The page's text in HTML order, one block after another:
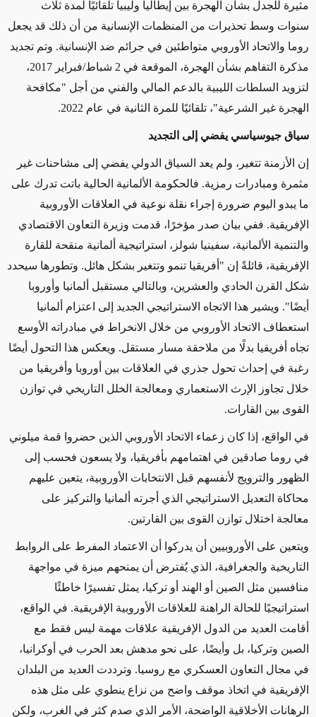
مثيرة للجدل بشأن الهجرة بين إيطاليا وليبيا تلقائيًا لمدة ثلاث
سنوات وسط تحذيرات من المنظمات الإنسانية من أن ذلك قد يجعل
روما والاتحاد الأوروبي متواطئين في جرائم ضد الإنسانية. وتم تجديد
مذكرة التفاهم بشأن الهجرة، الموقعة في 2 شباط/فبراير 2017،
لتزويد السلطات الليبية بالدعم المالي والفني من أجل "مكافحة
الهجرة غير الشرعية"، تلقائيًا للمرة الثانية في عام 2022.
سياق جيوسياسي يفضي إلى التجديد
إن الأزمنة تتغير، ولم يعد السياق الدولي يفضي إلى مشاحنات غير
مثمرة ومبادرات رمزية. فالحكومة الألمانية الحالية باتت تدرك على
ما يبدو اليوم ضرورة إجراء نقلة نوعية في العلاقات الأوروبية
الإفريقية. ففي بيان صدر مؤخرًا، قدمت وزيرة التعاون الاقتصادي
والتنمية الألمانية، سفينيا شولز، استراتيجية ألمانية منقحة للقارة
الإفريقية، قائلةً إن "أفريقيا تنمو وتتغير بشكل هائل. وتطورها سيحدد
شكل القرن الحادي والعشرين، وبالتالي مستقبل ألمانيا وأوروبا
أيضًا". ويشير هذا الاتجاه الاستراتيجي الجديد إلى اعتزام ألمانيا
استعطاف الاتحاد الأوروبي من خلال الانخراط في مبادراته الأوسع
تجاه أفريقيا بدلًا من ملاحقة مسار مستقل. ويعكس هذا التحول أيضًا
رغبة في إحداث تحول جذري في العلاقات بين أوروبا وأفريقيا من
خلال تجاوز الإرث الاستعماري ومعالجة الخلل التاريخي في توازن
القوى بين القارات.
في الواقع، إذا كان زعماء الاتحاد الأوروبي الذين حضروا قمة ميلوني
في روما صادقين في اهتمامهم بأفريقيا، ولا يسعون فحسب إلى
الظهور والترويج لأنفسهم قبل الانتخابات الأوروبية، يتعين عليهم
محاكاة التعديل الاستراتيجي الذي أجرته ألمانيا والتركيز على
معالجة اختلال توازن القوى بين القارتين.
ويتعين على الأوروبيين أن يدركوا أن الاعتماد المفرط على الروابط
التاريخية والجغرافية، الذي يُفترض أن يمنحهم ميزة في مواجهة
منافسين مثل الصين أو الهند أو تركيا، يمثل تفسيرًا خاطئًا
استراتيجيًا للحالة الراهنة للعلاقات الأوروبية الإفريقية. في الواقع،
أقامت العديد من الدول الإفريقية علاقات مهمة ليس فقط مع
الصين وتركيا، بل وأيضًا، على نحو مدهش بعد الحرب في أوكرانيا،
في مجال التعاون العسكري مع روسيا. وترددت العديد من البلدان
الإفريقية في اتخاذ موقف واضح من نزاع ينطوي على مثل هذه
الرهانات الأخلاقية الواضحة، الأمر الذي صدم كثر في الغرب، ولكن